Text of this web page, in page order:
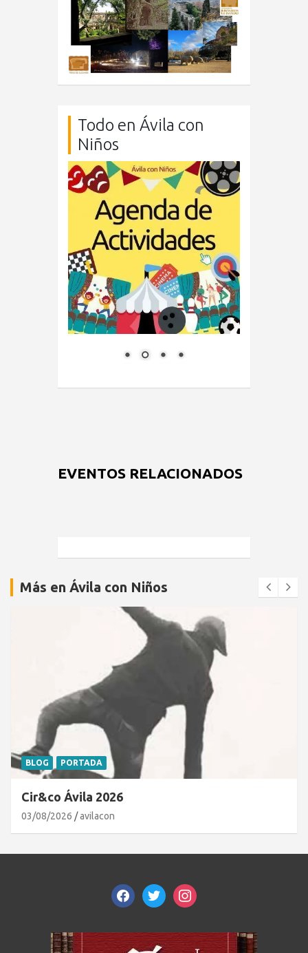
Todo en Ávila con
Niños
EVENTOS RELACIONADOS
Más en Ávila con Niños
BLOG PORTADA
Cir&co Ávila 2026
03/08/2026 avilacon
facebooktwitterinstagram